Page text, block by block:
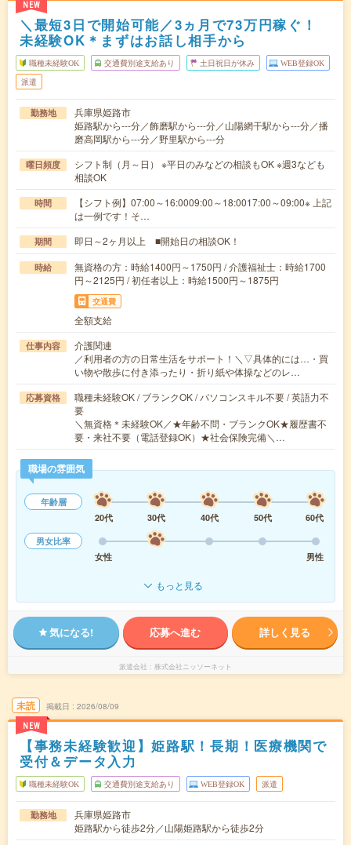
NEW
＼最短3日で開始可能／3ヵ月で73万円稼ぐ！
未経験OK＊まずはお話し相手から
職種未経験OK 交通費別途支給あり 土日祝日が休み WEB登録OK
派遣
勤務地
兵庫県姫路市
姫路駅から---分／飾磨駅から---分／山陽網干駅から---分／播
磨高岡駅から---分／野里駅から---分
曜日頻度
シフト制（月～日） ※平日のみなどの相談もOK ※週3なども
相談OK
時間
【シフト例】07:00～16:0009:00～18:0017:00～09:00※ 上記
は一例です！そ…
期間 即日～2ヶ月以上 ■開始日の相談OK！
時給
無資格の方：時給1400円～1750円 / 介護福祉士：時給1700
円～2125円 / 初任者以上：時給1500円～1875円
交通費
全額支給
仕事内容
介護関連
／利用者の方の日常生活をサポート！＼▽具体的には…・買
い物や散歩に付き添ったり・折り紙や体操などのレ…
応募資格
職種未経験OK / ブランクOK / パソコンスキル不要 / 英語力不
要
＼無資格＊未経験OK／★年齢不問・ブランクOK★履歴書不
要・来社不要（電話登録OK）★社会保険完備＼…
職場の雰囲気
年齢層
20代
30代 40代 50代
60代
男女比率
女性
男性
もっと見る
気になる! 応募へ進む 詳しく見る
派遣会社 株式会社ニッソーネット
未読
NEW
掲載日 2026/08/09
【事務未経験歓迎】姫路駅！長期！医療機関で
受付＆データ入力
職種未経験OK 交通費別途支給あり WEB登録OK 派遣
勤務地
兵庫県姫路市
姫路駅から徒歩2分／山陽姫路駅から徒歩2分